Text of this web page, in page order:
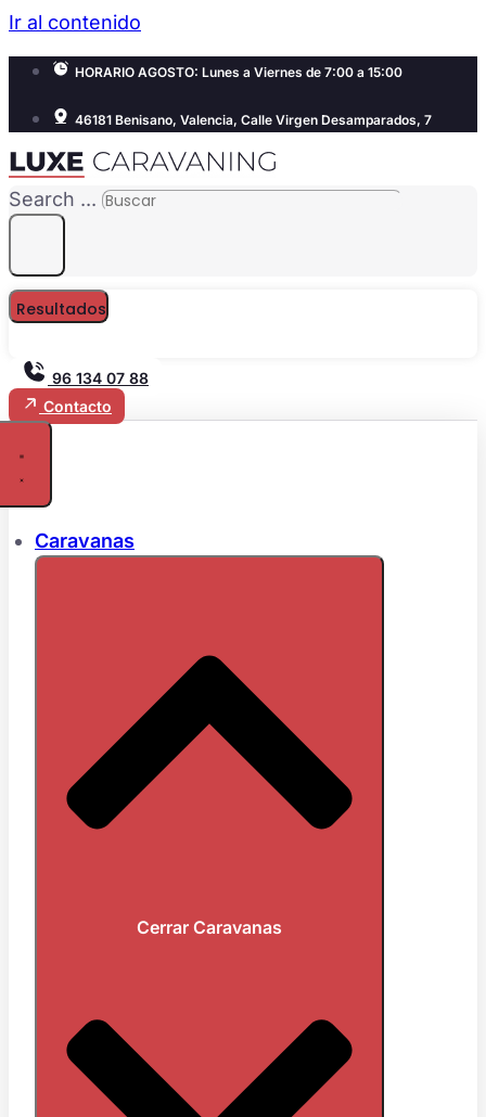
Ir al contenido
HORARIO AGOSTO: Lunes a Viernes de 7:00 a 15:00
46181 Benisano, Valencia, Calle Virgen Desamparados, 7
Search ...
Resultados
96 134 07 88
Contacto
Caravanas
Cerrar Caravanas